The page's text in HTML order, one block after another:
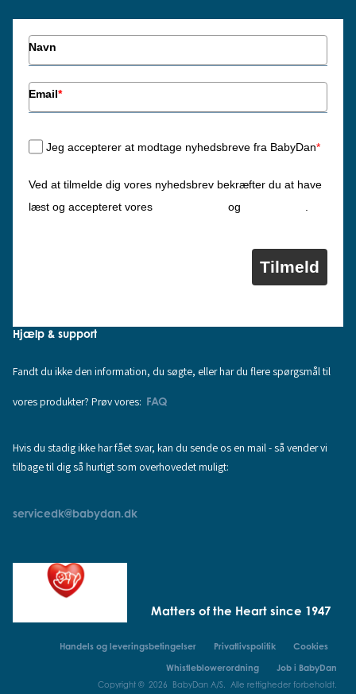
Navn
Email*
Jeg accepterer at modtage nyhedsbreve fra BabyDan*
Ved at tilmelde dig vores nyhedsbrev bekræfter du at have
læst og accepteret vores
og .
Tilmeld
Hjælp & support
Fandt du ikke den information, du søgte, eller har du flere spørgsmål til
vores produkter? Prøv vores: FAQ
Hvis du stadig ikke har fået svar, kan du sende os en mail - så vender vi
tilbage til dig så hurtigt som overhovedet muligt:
servicedk@babydan.dk
Matters of the Heart since 1947
Handels og leveringsbetingelser Privatlivspolitik
Cookies
Whistleblowerordning
Job i BabyDan
Copyright © 2026 BabyDan A/S. Alle rettigheder forbeholdt.